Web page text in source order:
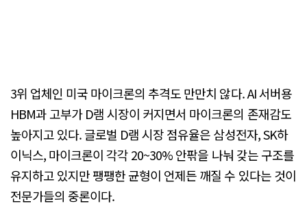
3위 업체인 미국 마이크론의 추격도 만만치 않다. AI 서버용
HBM과 고부가 D램 시장이 커지면서 마이크론의 존재감도
높아지고 있다. 글로벌 D램 시장 점유율은 삼성전자, SK하
이닉스, 마이크론이 각각 20~30% 안팎을 나눠 갖는 구조를
유지하고 있지만 팽팽한 균형이 언제든 깨질 수 있다는 것이
전문가들의 중론이다.